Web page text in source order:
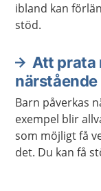
ibland kan
stöd.
Att prata
Barn påverkas
exempel blir
som möjligt få
det. Du kan få